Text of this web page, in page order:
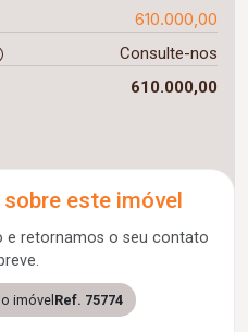
610.000,00
Consulte-nos
610.000,00
este imóvel
e retornamos o seu contato
imóvelRef. 75774